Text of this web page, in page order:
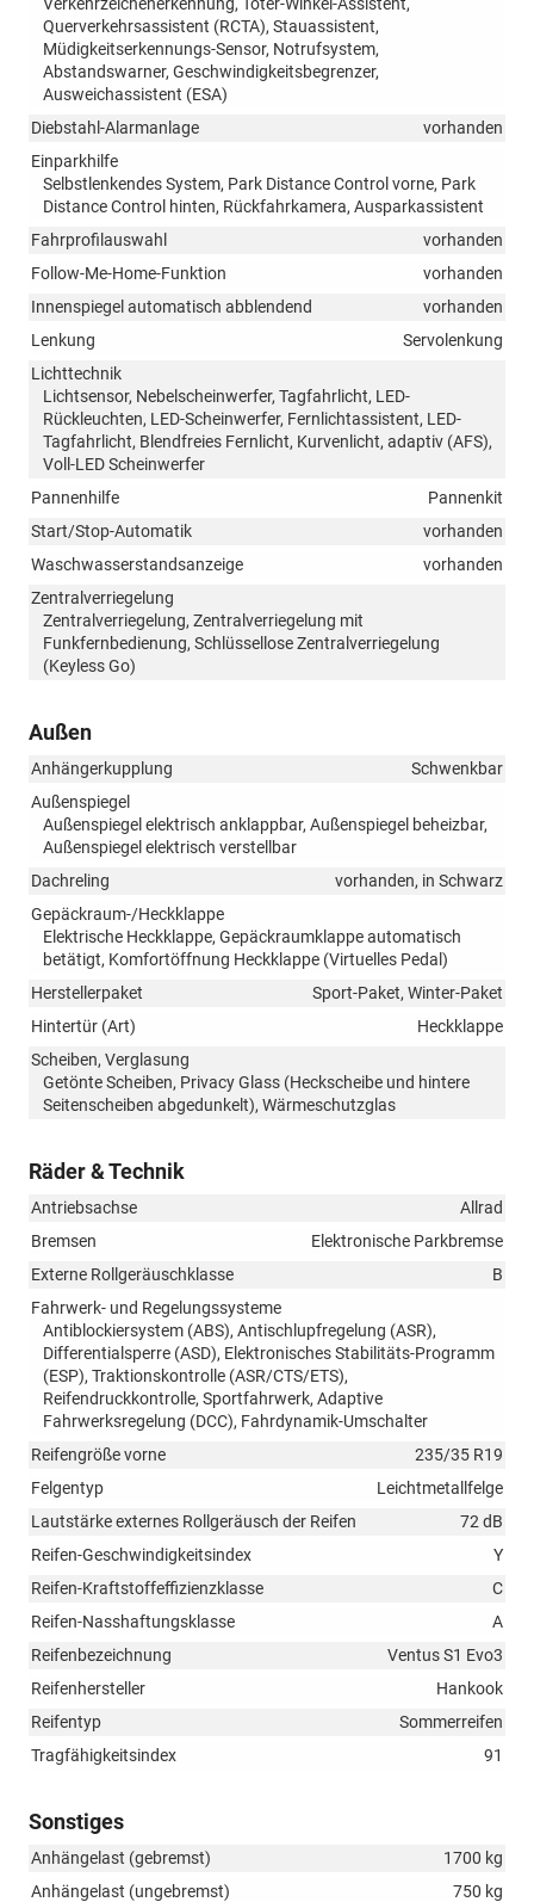
Querverkehrsassistent (RCTA), Stauassistent,
Müdigkeitserkennungs-Sensor, Notrufsystem,
Abstandswarner, Geschwindigkeitsbegrenzer,
Ausweichassistent (ESA)
Diebstahl-Alarmanlage
vorhanden
Einparkhilfe
Selbstlenkendes System, Park Distance Control vorne, Park
Distance Control hinten, Rückfahrkamera, Ausparkassistent
Fahrprofilauswahl
vorhanden
Follow-Me-Home-Funktion
vorhanden
Innenspiegel automatisch abblendend
vorhanden
Lenkung
Servolenkung
Lichttechnik
Lichtsensor, Nebelscheinwerfer, Tagfahrlicht, LED-
Rückleuchten, LED-Scheinwerfer, Fernlichtassistent, LED-
Tagfahrlicht, Blendfreies Fernlicht, Kurvenlicht, adaptiv (AFS),
Voll-LED Scheinwerfer
Pannenhilfe
Pannenkit
Start/Stop-Automatik
vorhanden
Waschwasserstandsanzeige
vorhanden
Zentralverriegelung
Zentralverriegelung, Zentralverriegelung mit
Funkfernbedienung, Schlüssellose Zentralverriegelung
(Keyless Go)
Außen
Anhängerkupplung
Schwenkbar
Außenspiegel
Außenspiegel elektrisch anklappbar, Außenspiegel beheizbar,
Außenspiegel elektrisch verstellbar
Dachreling
vorhanden, in Schwarz
Gepäckraum-/Heckklappe
Elektrische Heckklappe, Gepäckraumklappe automatisch
betätigt, Komfortöffnung Heckklappe (Virtuelles Pedal)
Herstellerpaket
Sport-Paket, Winter-Paket
Hintertür (Art)
Heckklappe
Scheiben, Verglasung
Getönte Scheiben, Privacy Glass (Heckscheibe und hintere
Seitenscheiben abgedunkelt), Wärmeschutzglas
Räder & Technik
Antriebsachse
Allrad
Bremsen
Elektronische Parkbremse
Externe Rollgeräuschklasse
B
Fahrwerk- und Regelungssysteme
Antiblockiersystem (ABS), Antischlupfregelung (ASR),
Differentialsperre (ASD), Elektronisches Stabilitäts-Programm
(ESP), Traktionskontrolle (ASR/CTS/ETS),
Reifendruckkontrolle, Sportfahrwerk, Adaptive
Fahrwerksregelung (DCC), Fahrdynamik-Umschalter
Reifengröße vorne
235/35 R19
Felgentyp
Leichtmetallfelge
Lautstärke externes Rollgeräusch der Reifen
72 dB
Reifen-Geschwindigkeitsindex
Y
Reifen-Kraftstoffeffizienzklasse
C
Reifen-Nasshaftungsklasse
A
Reifenbezeichnung
Ventus S1 Evo3
Reifenhersteller
Hankook
Reifentyp
Sommerreifen
Tragfähigkeitsindex
91
Sonstiges
Anhängelast (gebremst)
1700 kg
Anhängelast (ungebremst)
750 kg